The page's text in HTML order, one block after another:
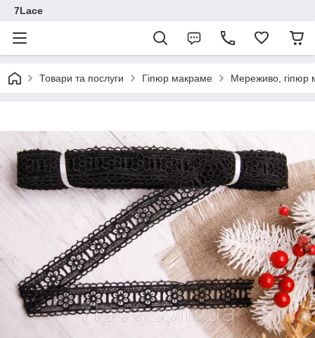
7Lace
Товари та послуги Гіпюр макраме Мереживо, гіпюр